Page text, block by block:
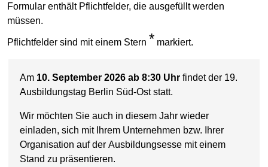
Formular enthält Pflichtfelder, die ausgefüllt werden
müssen.
Pflichtfelder sind mit einem Stern * markiert.
Am 10. September 2026 ab 8:30 Uhr findet der 19.
Ausbildungstag Berlin Süd-Ost statt.
Wir möchten Sie auch in diesem Jahr wieder
einladen, sich mit Ihrem Unternehmen bzw. Ihrer
Organisation auf der Ausbildungsesse mit einem
Stand zu präsentieren.